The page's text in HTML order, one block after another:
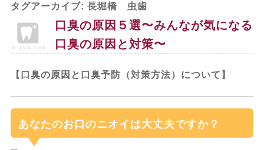
タグアーカイブ: 長堀橋 虫歯
口臭の原因５選〜みんなが気になる
口臭の原因と対策〜
【口臭の原因と口臭予防（対策方法）について】
あなたのお口のニオイは大丈夫ですか？